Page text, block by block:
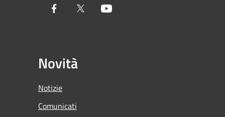
Facebook Twitter
Novità
Notizie
Comunicati